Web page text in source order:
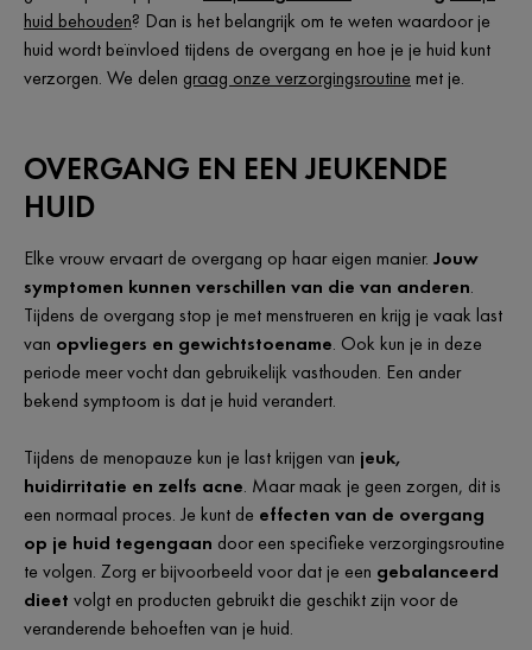
huid behouden? Dan is het belangrijk om te weten waardoor je
huid wordt beïnvloed tijdens de overgang en hoe je je huid kunt
verzorgen. We delen graag onze verzorgingsroutine met je.
OVERGANG EN EEN JEUKENDE
HUID
Elke vrouw ervaart de overgang op haar eigen manier. Jouw
symptomen kunnen verschillen van die van anderen.
Tijdens de overgang stop je met menstrueren en krijg je vaak last
van opvliegers en gewichtstoename. Ook kun je in deze
periode meer vocht dan gebruikelijk vasthouden. Een ander
bekend symptoom is dat je huid verandert.
Tijdens de menopauze kun je last krijgen van jeuk,
huidirritatie en zelfs acne. Maar maak je geen zorgen, dit is
een normaal proces. Je kunt de effecten van de overgang
op je huid tegengaan door een specifieke verzorgingsroutine
te volgen. Zorg er bijvoorbeeld voor dat je een gebalanceerd
dieet volgt en producten gebruikt die geschikt zijn voor de
veranderende behoeften van je huid.